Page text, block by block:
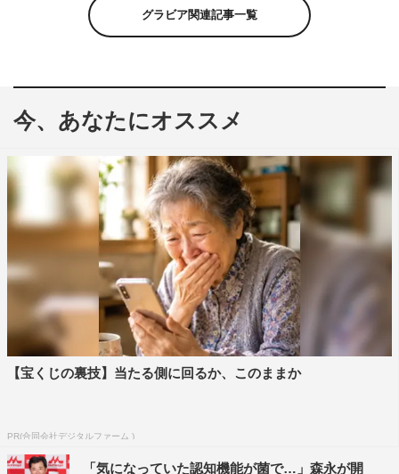
グラビア関連記事一覧
今、あなたにオススメ
【宝くじの裏技】当たる側に回るか、このままか
PR(合同会社デジタルファーム )
「気になっていた認知機能が菌で…」森永が開